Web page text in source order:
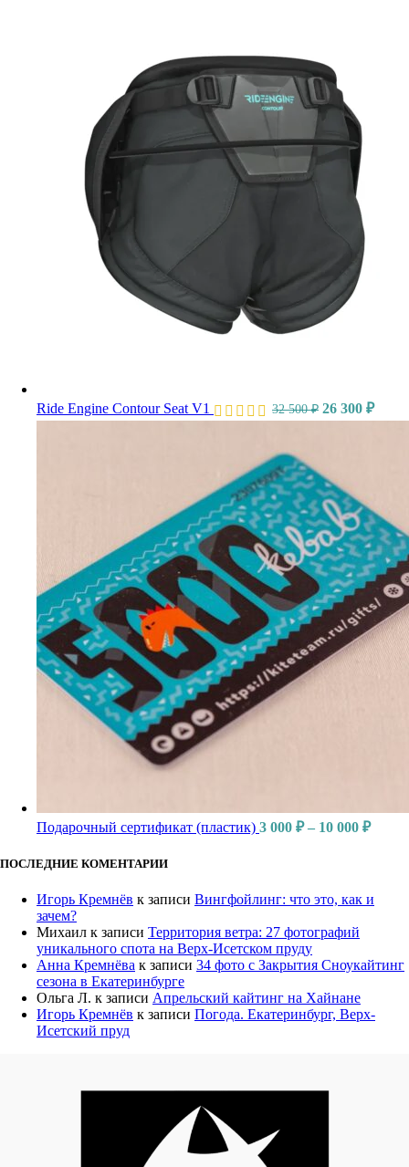
Ride Engine Contour Seat V1 32 500₽ 26 300 ₽
Подарочный сертификат (пластик) 3 000 ₽ – 10 000 ₽
ПОСЛЕДНИЕ КОМЕНТАРИИ
Игорь Кремнёв к записи Вингфойлинг: что это, как и
зачем?
Михаил к записи Территория ветра: 27 фотографий
уникального спота на Верх-Исетском пруду
Анна Кремнёва к записи 34 фото с Закрытия Сноукайтинг
сезона в Екатеринбурге
Ольга Л. к записи Апрельский кайтинг на Хайнане
Игорь Кремнёв к записи Погода. Екатеринбург, Верх-
Исетский пруд